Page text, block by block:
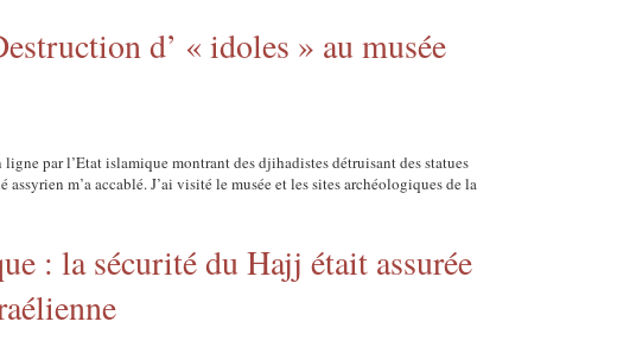
d’ « idoles » au musée
par l’Etat islamique montrant des djihadistes détruisant des statues
m’a accablé. J’ai visité le musée et les sites archéologiques de la
: la sécurité du Hajj était assurée